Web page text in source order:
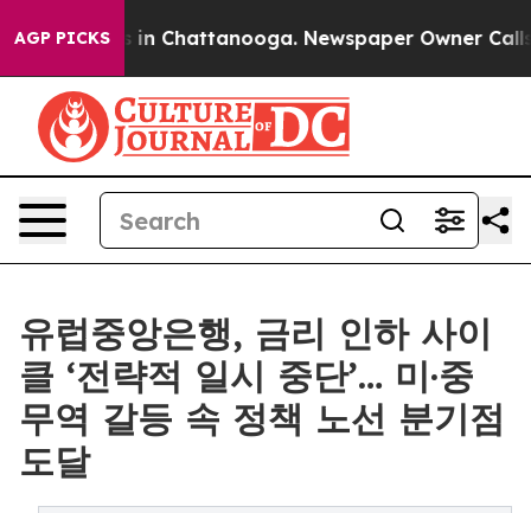
AGP PICKS
Chaos in Chattanooga. Newspaper Owner Calls
유럽중앙은행, 금리 인하 사이
클 ‘전략적 일시 중단’… 미·중
무역 갈등 속 정책 노선 분기점
도달